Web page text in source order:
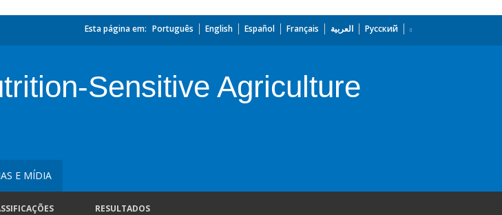
Esta página em: Português English Español Français العربية Русский
Sensitive Agriculture
E MÍDIA
RESULTADOS